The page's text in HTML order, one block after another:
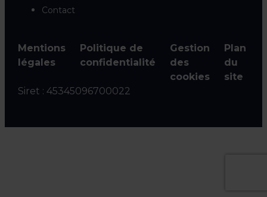
Contact
Mentions
légales
Politique de
confidentialité
Gestion
des
cookies
Plan
du
site
Siret : 45345096700022